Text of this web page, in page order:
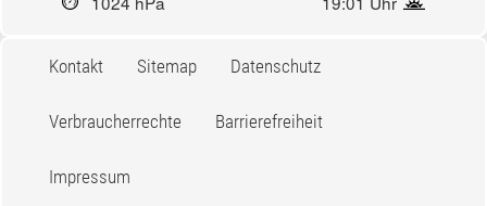
Kontakt Sitemap Datenschutz
Verbraucherrechte Barrierefreiheit
Impressum